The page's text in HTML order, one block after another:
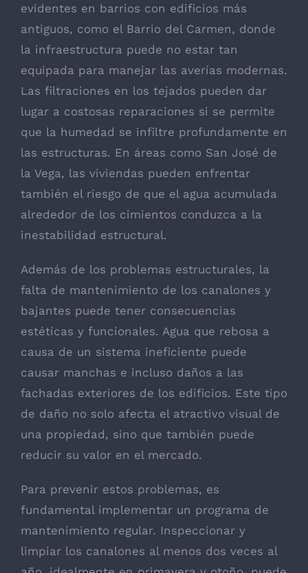
evidentes en barrios con edificios más
antiguos, como el Barrio del Carmen, donde
la infraestructura puede no estar tan
equipada para manejar las averías modernas.
Las filtraciones en los tejados pueden dar
lugar a costosas reparaciones si se permite
que la humedad se infiltre profundamente en
las estructuras. En áreas como San José de
la Vega, las viviendas pueden enfrentar
también el riesgo de que el agua acumulada
alrededor de los cimientos conduzca a la
inestabilidad estructural.
Además de los problemas estructurales, la
falta de mantenimiento de los canalones y
bajantes puede tener consecuencias
estéticas y funcionales. Agua que rebosa a
causa de un sistema ineficiente puede
causar manchas e incluso daños a las
fachadas exteriores de los edificios. Este tipo
de daño no solo afecta el atractivo visual de
una propiedad, sino que también puede
reducir su valor en el mercado.
Para prevenir estos problemas, es
fundamental implementar un programa de
mantenimiento regular. Inspeccionar y
limpiar los canalones al menos dos veces al